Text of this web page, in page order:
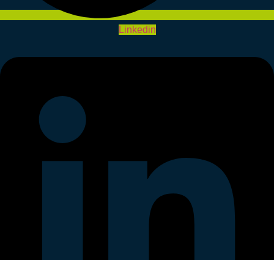
Linkedin